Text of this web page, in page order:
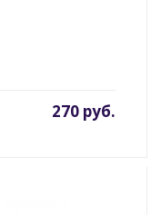
270 руб.